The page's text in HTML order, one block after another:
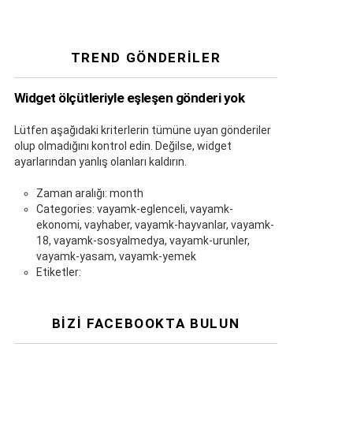
TREND GÖNDERILER
Widget ölçütleriyle eşleşen gönderi yok
Lütfen aşağıdaki kriterlerin tümüne uyan gönderiler
olup olmadığını kontrol edin. Değilse, widget
ayarlarından yanlış olanları kaldırın.
Zaman aralığı: month
Categories: vayamk-eglenceli, vayamk-
ekonomi, vayhaber, vayamk-hayvanlar, vayamk-
18, vayamk-sosyalmedya, vayamk-urunler,
vayamk-yasam, vayamk-yemek
Etiketler:
BIZI FACEBOOKTA BULUN